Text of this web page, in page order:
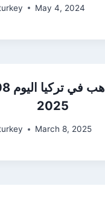
May 4, 2024
2025
March 8, 2025